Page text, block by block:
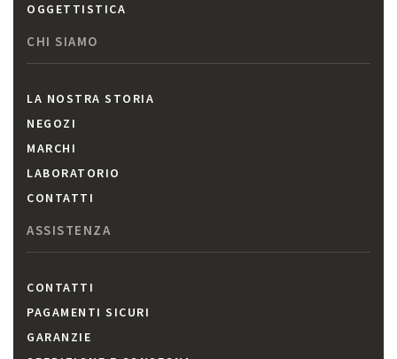
OGGETTISTICA
CHI SIAMO
LA NOSTRA STORIA
NEGOZI
MARCHI
LABORATORIO
CONTATTI
ASSISTENZA
CONTATTI
PAGAMENTI SICURI
GARANZIE